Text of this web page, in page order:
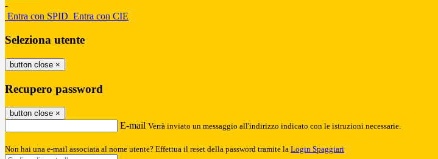
-
Entra con SPID Entra con CIE
Seleziona utente
button close ×
Recupero password
button close ×
E-mail Verrà inviato un messaggio all'indirizzo indicato con le istruzioni necessarie.
Non hai una e-mail associata al nome utente? Effettua il reset della password tramite la Login Spaggiari